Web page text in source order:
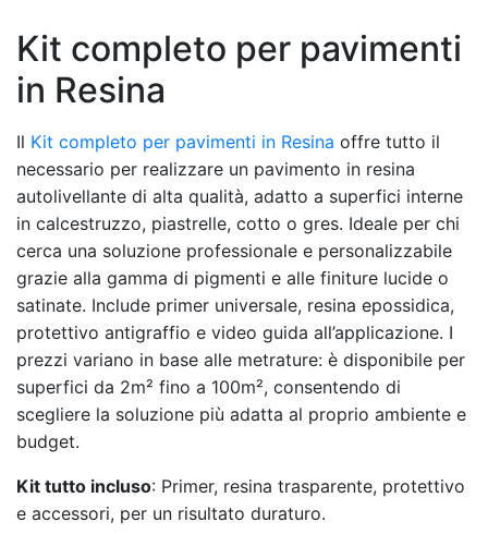
Kit completo per pavimenti
in Resina
Il Kit completo per pavimenti in Resina offre tutto il
necessario per realizzare un pavimento in resina
autolivellante di alta qualità, adatto a superfici interne
in calcestruzzo, piastrelle, cotto o gres. Ideale per chi
cerca una soluzione professionale e personalizzabile
grazie alla gamma di pigmenti e alle finiture lucide o
satinate. Include primer universale, resina epossidica,
protettivo antigraffio e video guida all’applicazione. I
prezzi variano in base alle metrature: è disponibile per
superfici da 2m² fino a 100m², consentendo di
scegliere la soluzione più adatta al proprio ambiente e
budget.
Kit tutto incluso: Primer, resina trasparente, protettivo
e accessori, per un risultato duraturo.